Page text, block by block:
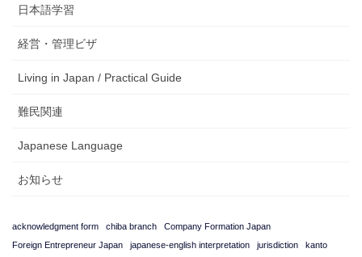
日本語学習
経営・管理ビザ
Living in Japan / Practical Guide
難民関連
Japanese Language
お知らせ
acknowledgment form chiba branch
Company Formation Japan
Foreign Entrepreneur Japan
japanese-english interpretation jurisdiction
kanto